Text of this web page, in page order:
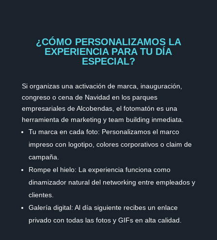
¿CÓMO PERSONALIZAMOS LA
EXPERIENCIA PARA TU DÍA
ESPECIAL?
Si organizas una activación de marca, inauguración,
congreso o cena de Navidad en los parques
empresariales de Alcobendas, el fotomatón es una
herramienta de marketing y team building inmediata.
Tu marca en cada foto: Personalizamos el marco
impreso con logotipo, colores corporativos o claim de
campaña.
Rompe el hielo: La experiencia funciona como
dinamizador natural del networking entre empleados y
clientes.
Galería digital: Al día siguiente recibes un enlace
privado con todas las fotos y GIFs en alta calidad.